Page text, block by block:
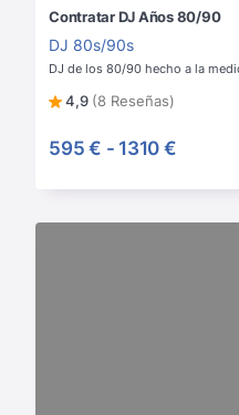
Contratar DJ Años 80/90
DJ 80s/90s
DJ de los 80/90 hecho a la
4,9 (8 Reseñas)
595 € - 1310 €